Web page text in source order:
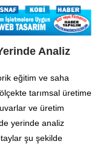
Analiz
eğitim ve saha
tarımsal üretime
ve üretim
yerinde analiz
şu şekilde